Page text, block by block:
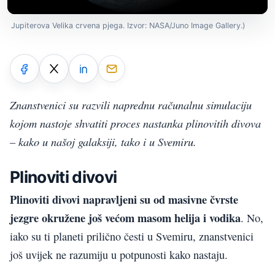
Jupiterova Velika crvena pjega. Izvor: NASA/Juno Image Gallery.)
Znanstvenici su razvili naprednu računalnu simulaciju
kojom nastoje shvatiti proces nastanka plinovitih divova
– kako u našoj galaksiji, tako i u Svemiru.
Plinoviti divovi
Plinoviti divovi napravljeni su od masivne čvrste
jezgre okružene još većom masom helija i vodika. No,
iako su ti planeti prilično česti u Svemiru, znanstvenici
još uvijek ne razumiju u potpunosti kako nastaju.